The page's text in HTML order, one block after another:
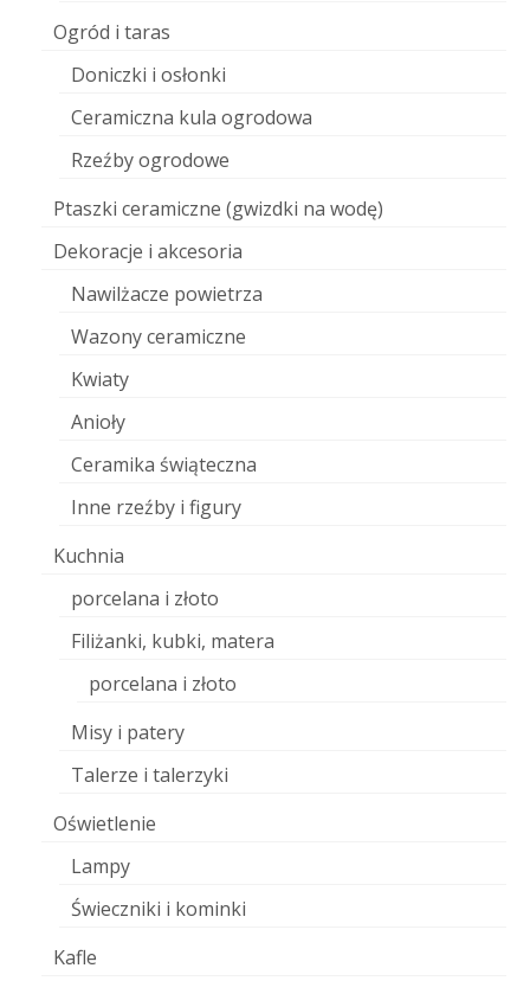
Ogród i taras
Doniczki i osłonki
Ceramiczna kula ogrodowa
Rzeźby ogrodowe
Ptaszki ceramiczne (gwizdki na wodę)
Dekoracje i akcesoria
Nawilżacze powietrza
Wazony ceramiczne
Kwiaty
Anioły
Ceramika świąteczna
Inne rzeźby i figury
Kuchnia
porcelana i złoto
Filiżanki, kubki, matera
porcelana i złoto
Misy i patery
Talerze i talerzyki
Oświetlenie
Lampy
Świeczniki i kominki
Kafle